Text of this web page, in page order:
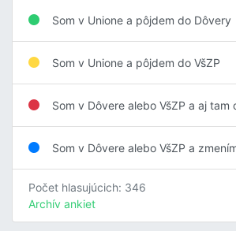
Som v Unione a pôjdem do Dôvery
Som v Unione a pôjdem do VšZP
Som v Dôvere alebo VšZP a aj tam
Som v Dôvere alebo VšZP a
Počet hlasujúcich: 346
Archív ankiet